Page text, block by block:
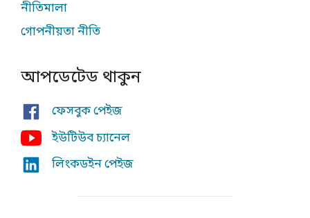
নীতিমালা
গোপনীয়তা নীতি
আপডেটেড থাকুন
ফেসবুক পেইজ
ইউটিউব চ্যানেল
লিংকডইন পেইজ